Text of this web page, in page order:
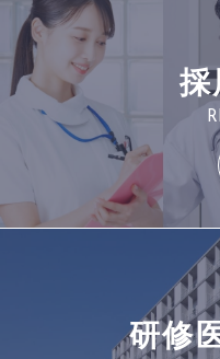
採
研修